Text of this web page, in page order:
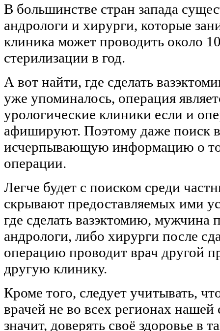
В большинстве стран запада
андрологи и хирурги, которые
клиника может проводить около
стерилизации в год.
А вот найти, где сделать
уже упоминалось, операция
урологические клиники если и
афишируют. Поэтому даже поиск
исчерпывающую информацию о
операции.
Легче будет с поиском среди
скрывают предоставляемых ими
где сделать вазэктомию, мужчина
андрологи, либо хирурги после
операцию проводит врач другой
другую клинику.
Кроме того, следует учитывать,
врачей не во всех регионах
значит, доверять своё здоровье в